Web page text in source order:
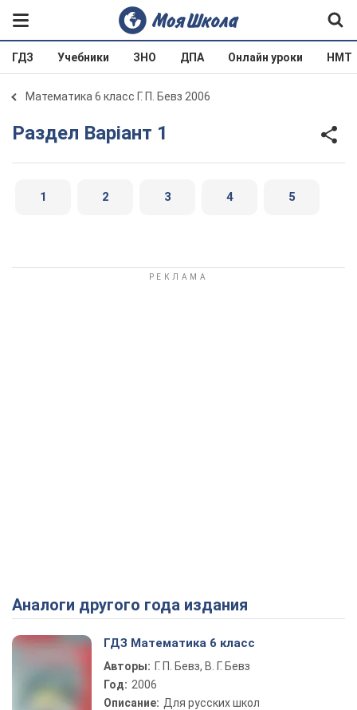
ГДЗ Учебники ЗНО ДПА Онлайн уроки НМТ
Математика 6 класс Г. П. Бевз 2006
Раздел Варіант 1
1 2 3 4 5
Аналоги другого года издания
ГДЗ Математика 6 класс
Авторы: Г. П. Бевз, В. Г. Бевз
Год: 2006
Описание: Для русских школ